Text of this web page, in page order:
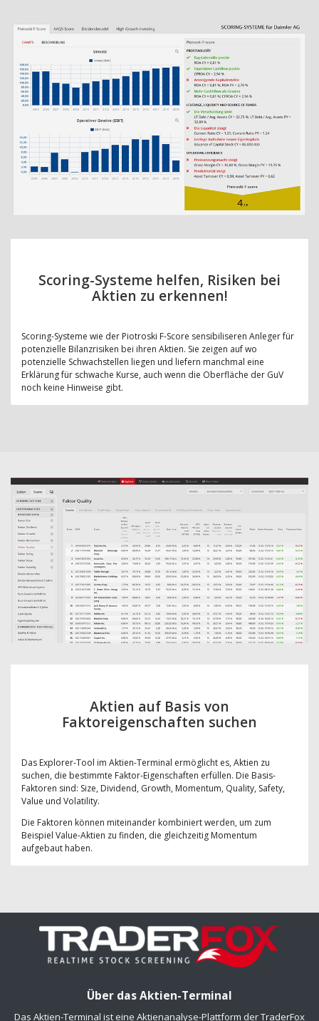
Scoring-Systeme helfen, Risiken bei
Aktien zu erkennen!
Scoring-Systeme wie der Piotroski F-Score sensibiliseren Anleger für
potenzielle Bilanzrisiken bei ihren Aktien. Sie zeigen auf wo
potenzielle Schwachstellen liegen und liefern manchmal eine
Erklärung für schwache Kurse, auch wenn die Oberfläche der GuV
noch keine Hinweise gibt.
Aktien auf Basis von
Faktoreigenschaften suchen
Das Explorer-Tool im Aktien-Terminal ermöglicht es, Aktien zu
suchen, die bestimmte Faktor-Eigenschaften erfüllen. Die Basis-
Faktoren sind: Size, Dividend, Growth, Momentum, Quality, Safety,
Value und Volatility.
Die Faktoren können miteinander kombiniert werden, um zum
Beispiel Value-Aktien zu finden, die gleichzeitig Momentum
aufgebaut haben.
Über das Aktien-Terminal
Das Aktien-Terminal ist eine Aktienanalyse-Plattform der TraderFox